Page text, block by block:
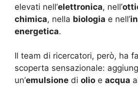
elevati nell’elettronica, nell’
chimica, nella biologia e nell’
energetica.
Il team di ricercatori, però, ha
scoperta sensazionale:
un’emulsione di olio e acqua